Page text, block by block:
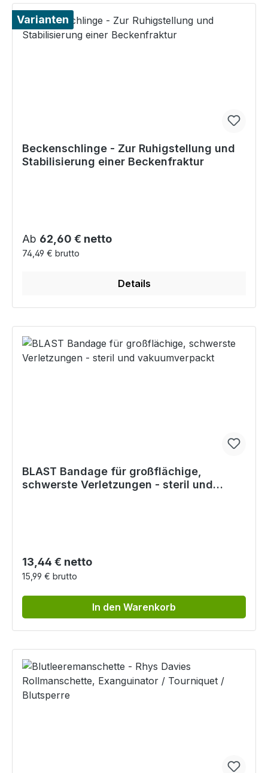
Varianten
Beckenschlinge - Zur Ruhigstellung und
Stabilisierung einer Beckenfraktur
Regulärer Preis:
Ab 62,60 € netto
74,49 € brutto
Details
BLAST Bandage für großflächige,
schwerste Verletzungen - steril und
Regulärer Preis:
13,44 € netto
15,99 € brutto
In den Warenkorb